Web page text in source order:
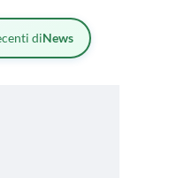
diNews